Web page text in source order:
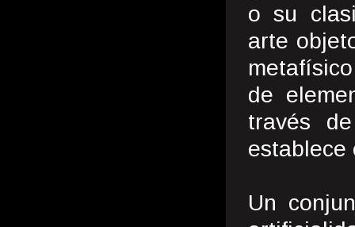
o su
arte
de
través
establece
Un